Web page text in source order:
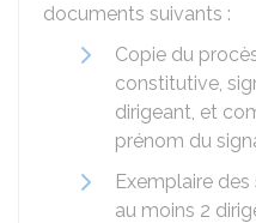
documents suivants :
Copie du
constitutive,
dirigeant, et
prénom du
Exemplaire des
au moins 2